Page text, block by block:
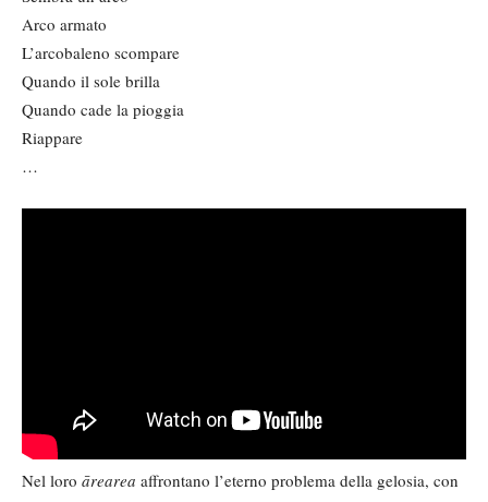
Arco armato
L’arcobaleno scompare
Quando il sole brilla
Quando cade la pioggia
Riappare
…
Nel loro ārearea affrontano l’eterno problema della gelosia, con